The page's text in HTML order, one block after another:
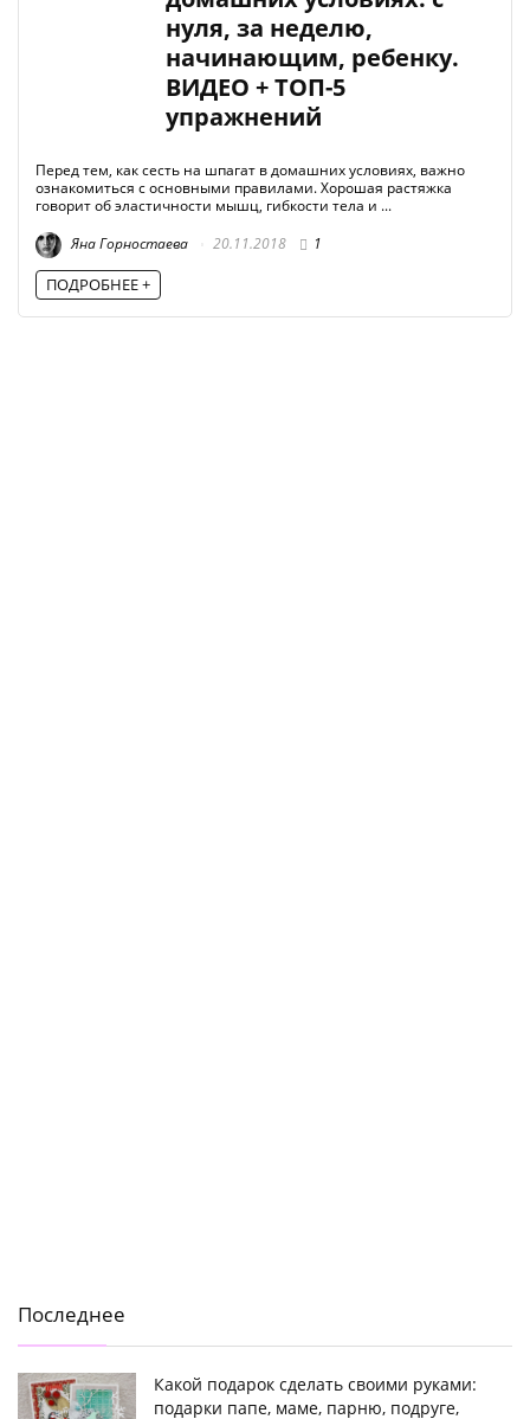
нуля, за неделю,
начинающим, ребенку.
ВИДЕО + ТОП-5
упражнений
Перед тем, как сесть на шпагат в домашних условиях, важно
ознакомиться с основными правилами. Хорошая растяжка
говорит об эластичности мышц, гибкости тела и ...
Яна Горностаева
20.11.2018 1
ПОДРОБНЕЕ +
Последнее
Какой подарок сделать своими руками:
подарки папе, маме, парню, подруге,